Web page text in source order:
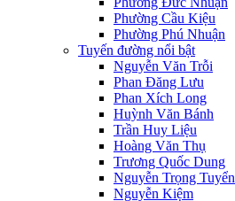
Phường Cầu Kiệu
Phường Phú Nhuận
Tuyến đường nổi bật
Nguyễn Văn Trỗi
Phan Đăng Lưu
Phan Xích Long
Huỳnh Văn Bánh
Trần Huy Liệu
Hoàng Văn Thụ
Trương Quốc Dung
Nguyễn Trọng Tuyển
Nguyễn Kiệm